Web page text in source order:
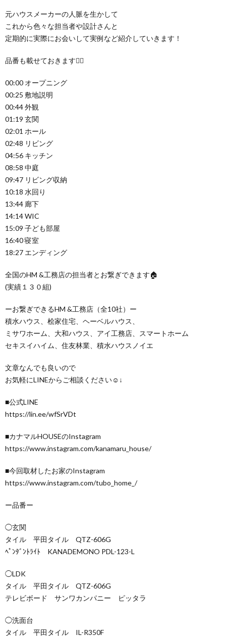
元ハウスメーカーの人脈を生かして
これから色々な担当者や設計さんと
定期的に実際にお会いして実例など紹介していきます！
品番も載せておきます🙋‍♂️
00:00 オープニング
00:25 敷地説明
00:44 外観
01:19 玄関
02:01 ホール
02:48 リビング
04:56 キッチン
08:58 中庭
09:47 リビング収納
10:18 水回り
13:44 廊下
14:14 WIC
15:09 子ども部屋
16:40 寝室
18:27 エンディング
全国のHM &工務店の担当者とお繋ぎできます🏠
(実績１３０組)
ーお繋ぎできるHM &工務店（全10社）ー
積水ハウス、桧家住宅、ヘーベルハウス、
ミサワホーム、大和ハウス、アイ工務店、スマートホーム
セキスイハイム、住友林業、積水ハウスノイエ
文章なんでも良いので
お気軽にLINEからご相談ください☺️↓
■公式LINE
https://lin.ee/wfSrVDt
■カナマルHOUSEのInstagram
https://www.instagram.com/kanamaru_house/
■今回取材したお家のInstagram
https://www.instagram.com/tubo_home_/
ー品番ー
◯玄関
タイル 平田タイル QTZ-606G
ﾍﾟﾝﾀﾞﾝﾄﾗｲﾄ KANADEMONO PDL-123-L
◯LDK
タイル 平田タイル QTZ-606G
テレビボード サンワカンパニー ピッタラ
◯洗面台
タイル 平田タイル IL-R350F